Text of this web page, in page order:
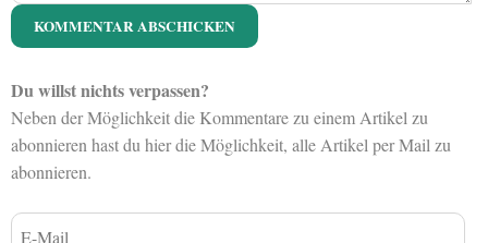
Du willst nichts verpassen?
Neben der Möglichkeit die Kommentare zu einem Artikel zu
abonnieren hast du hier die Möglichkeit, alle Artikel per Mail zu
abonnieren.